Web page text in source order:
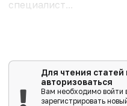
специалист...
Для чтения
авторизоваться
Вам необходимо войти
зарегистрировать